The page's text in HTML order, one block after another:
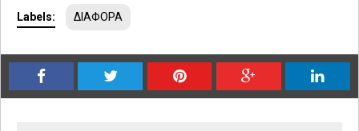
Labels: ΔΙΑΦΟΡΑ